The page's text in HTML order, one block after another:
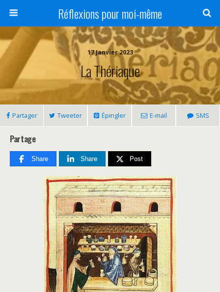
Réflexions pour moi-même
17 Janvier 2023
La Thériaque
Partager Tweeter Épingler E-mail SMS
Partage
Share Share Post